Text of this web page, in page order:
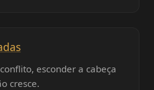
esconder a cabeça
cresce.